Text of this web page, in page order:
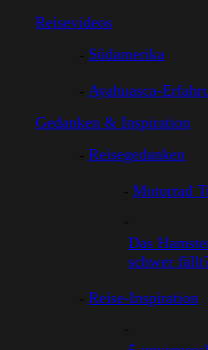
Reisevideos
Südamerika
Ayahuasca-
Gedanken & Inspiration
Reisegedanken
Motorrad
Das
schwer
Reise-Inspiration